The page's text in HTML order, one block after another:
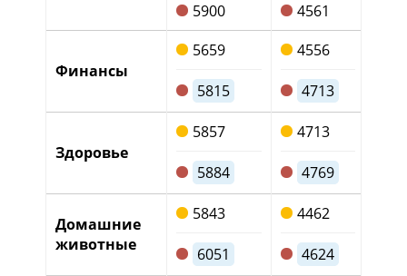
5900 4561
Финансы
5659
5815
4556
4713
Здоровье
5857
5884
4713
4769
Домашние
животные
5843
6051
4462
4624